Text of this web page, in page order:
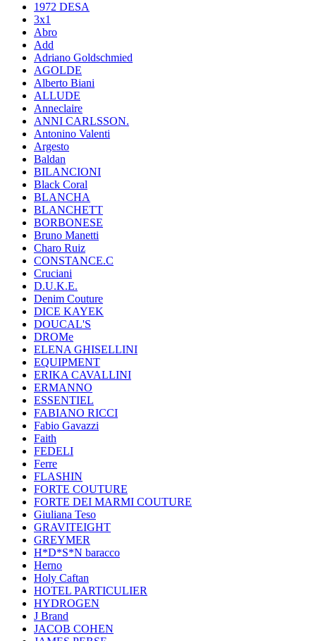
1972 DESA
3x1
Abro
Add
Adriano Goldschmied
AGOLDE
Alberto Biani
ALLUDE
Anneclaire
ANNI CARLSSON.
Antonino Valenti
Argesto
Baldan
BILANCIONI
Black Coral
BLANCHA
BLANCHETT
BORBONESE
Bruno Manetti
Charo Ruiz
CONSTANCE.C
Cruciani
D.U.K.E.
Denim Couture
DICE KAYEK
DOUCAL'S
DROMe
ELENA GHISELLINI
EQUIPMENT
ERIKA CAVALLINI
ERMANNO
ESSENTIEL
FABIANO RICCI
Fabio Gavazzi
Faith
FEDELI
Ferre
FLASHIN
FORTE COUTURE
FORTE DEI MARMI COUTURE
Giuliana Teso
GRAVITEIGHT
GREYMER
H*D*S*N baracco
Herno
Holy Caftan
HOTEL PARTICULIER
HYDROGEN
J Brand
JACOB COHEN